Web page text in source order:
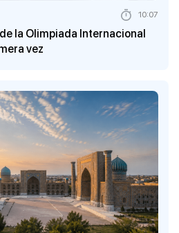
la Olimpiada Internacional
vez
10:07